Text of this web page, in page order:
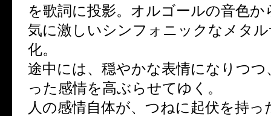
を歌詞に投影。オルゴールの音色か
気に激しいシンフォニックなメタ
化。
途中には、穏やかな表情になりつ
った感情を高ぶらせてゆく。
人の感情自体が、つねに起伏を持